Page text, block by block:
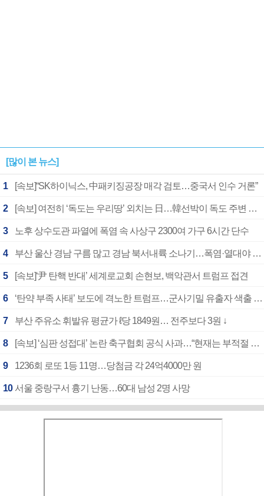
[많이 본 뉴스]
1 [속보]“SK하이닉스, 中패키징공장 매각 검토…중국서 인수 거론”
2 [속보] 여전히 ‘독도는 우리땅’ 외치는 日…韓선박이 독도 주변 해양조사 활동하자 반발
3 노후 상수도관 파열에 폭염 속 사상구 2300여 가구 6시간 단수
4 부산 울산 경남 구름 많고 경남 북서내륙 소나기…폭염·열대야 계속
5 [속보]‘尹 탄핵 반대’ 세계로교회 손현보, 백악관서 트럼프 접견
6 ‘탄약 부족 사태’ 보도에 격노한 트럼프…군사기밀 유출자 색출 지시
7 부산 주유소 휘발유 평균가 ℓ당 1849원… 전주보다 3원 ↓
8 [속보] ‘심판 성접대’ 논란 축구협회 공식 사과…“현재는 부적절 행위 없어”
9 1236회 로또 1등 11명…당첨금 각 24억4000만 원
10 서울 중랑구서 흉기 난동…60대 남성 2명 사망